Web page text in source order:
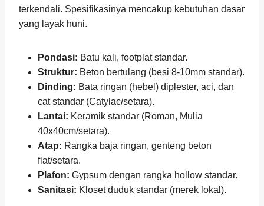
terkendali. Spesifikasinya mencakup kebutuhan dasar
yang layak huni.
Pondasi: Batu kali, footplat standar.
Struktur: Beton bertulang (besi 8-10mm standar).
Dinding: Bata ringan (hebel) diplester, aci, dan
cat standar (Catylac/setara).
Lantai: Keramik standar (Roman, Mulia
40x40cm/setara).
Atap: Rangka baja ringan, genteng beton
flat/setara.
Plafon: Gypsum dengan rangka hollow standar.
Sanitasi: Kloset duduk standar (merek lokal).